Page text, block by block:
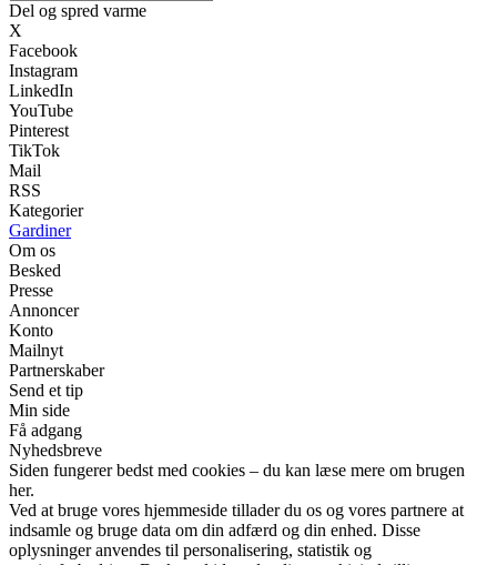
Del og spred varme
X
Facebook
Instagram
LinkedIn
YouTube
Pinterest
TikTok
Mail
RSS
Kategorier
Gardiner
Om os
Besked
Presse
Annoncer
Konto
Mailnyt
Partnerskaber
Send et tip
Min side
Få adgang
Nyhedsbreve
Siden fungerer bedst med cookies – du kan læse mere om brugen
her.
Ved at bruge vores hjemmeside tillader du os og vores partnere at
indsamle og bruge data om din adfærd og din enhed. Disse
oplysninger anvendes til personalisering, statistik og